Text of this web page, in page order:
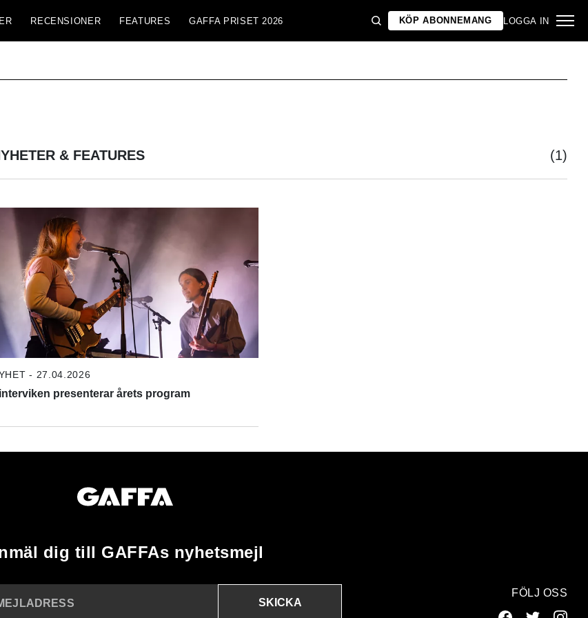
RECENSIONER FEATURES GAFFA PRISET 2026 KÖP ABONNEMANG LOGGA IN
& FEATURES (1)
- 27.04.2026
presenterar årets program
dig till GAFFAs nyhetsmejl
SKICKA
FÖLJ OSS